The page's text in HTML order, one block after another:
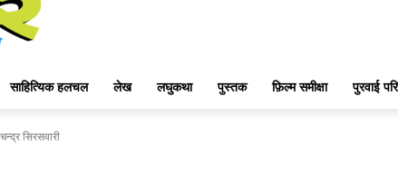
साहित्यिक हलचल लेख लघुकथा पुस्तक फ़िल्म समीक्षा पुरवाई
सिरसवारी